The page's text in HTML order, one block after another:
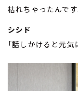
枯れちゃったんです
シシド
「話しかけると元気